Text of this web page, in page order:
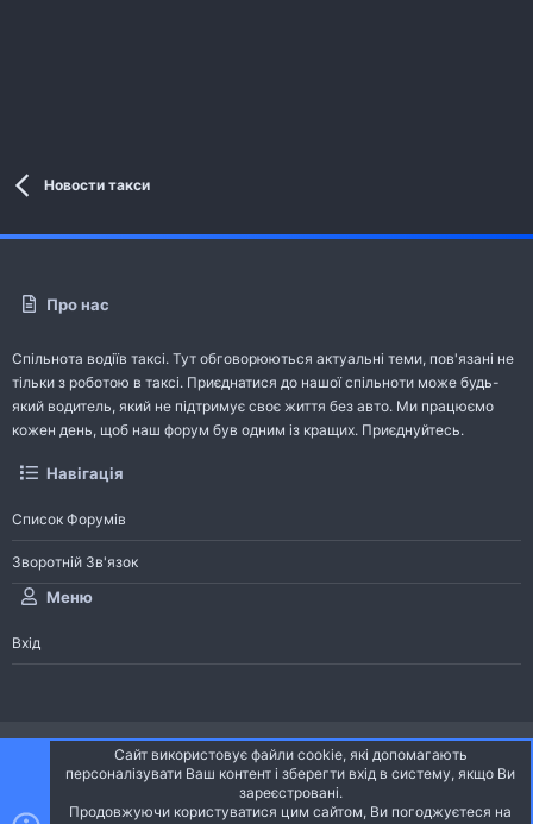
Новости такси
Про нас
Спільнота водіїв таксі. Тут обговорюються актуальні теми, пов'язані не
тільки з роботою в таксі. Приєднатися до нашої спільноти може будь-
який водитель, який не підтримує своє життя без авто. Ми працюємо
кожен день, щоб наш форум був одним із кращих. Приєднуйтесь.
Навігація
Список Форумів
Зворотній Зв'язок
Меню
Вхід
Ніч Українська (UA)
Community platform by XenForo® © 2010-2026 XenForo Ltd.
Community platform by XenForo © 2010-2022 XenForo Ltd. | dev: Pages
Сайт використовує файли cookie, які допомагають
персоналізувати Ваш контент і зберегти вхід в систему, якщо Ви
зареєстровані.
Продовжуючи користуватися цим сайтом, Ви погоджуєтеся на